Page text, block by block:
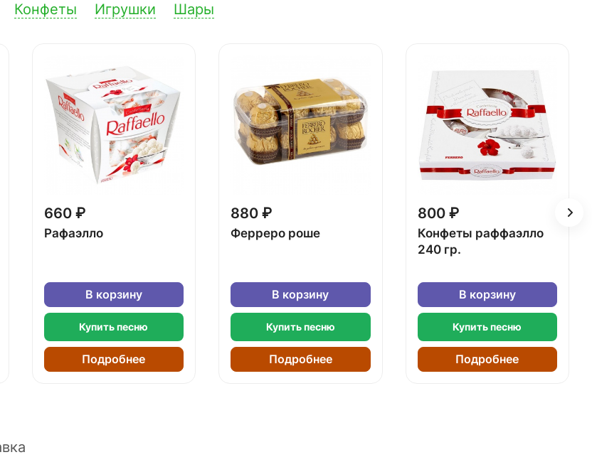
Конфеты Игрушки Шары
660 ₽
Рафаэлло
В корзину
Купить песню
Подробнее
880 ₽
Ферреро роше
В корзину
Купить песню
Подробнее
800 ₽
Конфеты раффаэлло
240 гр.
В корзину
Купить песню
Подробнее